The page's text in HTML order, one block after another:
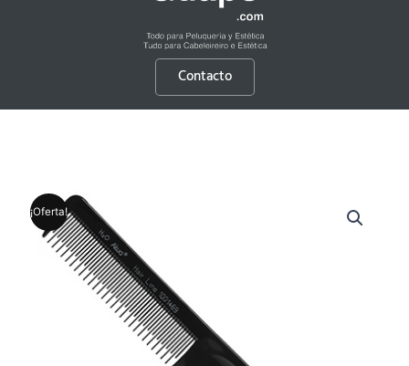
Contacto
¡Oferta!